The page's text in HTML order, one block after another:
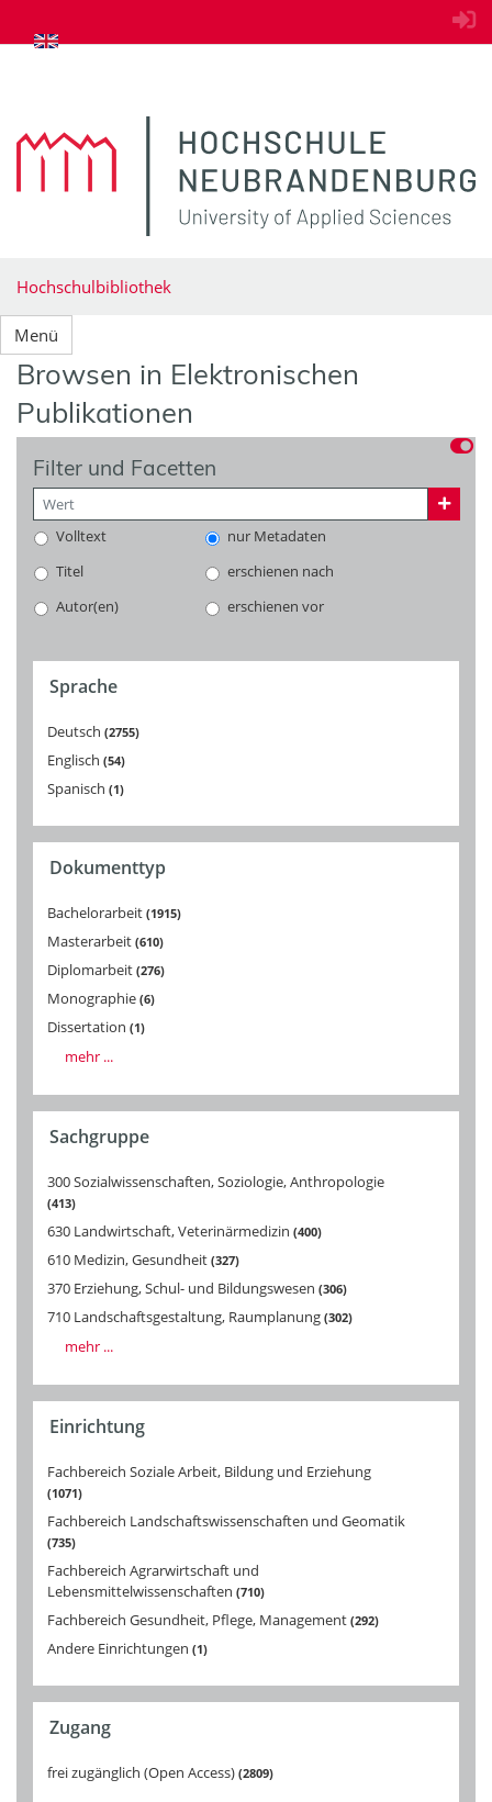
zum Inhalt springen
Hochschulbibliothek
Menü
Browsen in Elektronischen
Publikationen
Filter und Facetten
Volltext
nur Metadaten
Titel
erschienen nach
Autor(en)
erschienen vor
Sprache
Deutsch 2755
Englisch 54
Spanisch 1
Dokumenttyp
Bachelorarbeit 1915
Masterarbeit 610
Diplomarbeit 276
Monographie 6
Dissertation 1
mehr ...
Sachgruppe
300 Sozialwissenschaften, Soziologie, Anthropologie
413
630 Landwirtschaft, Veterinärmedizin 400
610 Medizin, Gesundheit 327
370 Erziehung, Schul- und Bildungswesen 306
710 Landschaftsgestaltung, Raumplanung 302
mehr ...
Einrichtung
Fachbereich Soziale Arbeit, Bildung und Erziehung
1071
Fachbereich Landschaftswissenschaften und Geomatik
735
Fachbereich Agrarwirtschaft und
Lebensmittelwissenschaften 710
Fachbereich Gesundheit, Pflege, Management 292
Andere Einrichtungen 1
Zugang
frei zugänglich (Open Access) 2809